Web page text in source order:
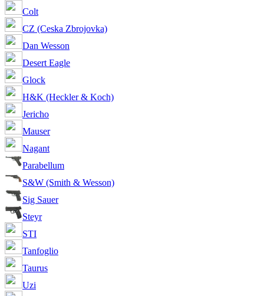
Colt
CZ (Ceska Zbrojovka)
Dan Wesson
Desert Eagle
Glock
H&K (Heckler & Koch)
Jericho
Mauser
Nagant
Parabellum
S&W (Smith & Wesson)
Sig Sauer
Steyr
STI
Tanfoglio
Taurus
Uzi